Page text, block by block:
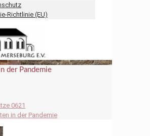
Richtlinie (EU)
der Pandemie
0621
in der Pandemie